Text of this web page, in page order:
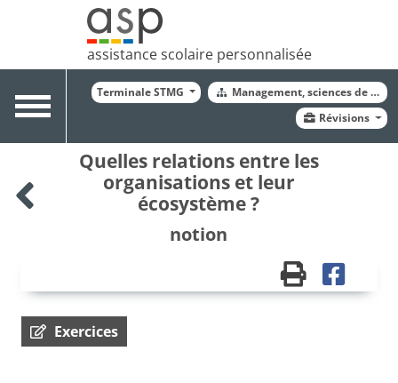
assistance scolaire personnalisée
Toggle
Terminale STMG
Management, sciences de
Révisions
Quelles relations entre les
organisations et leur
écosystème ?
notion
Exercices